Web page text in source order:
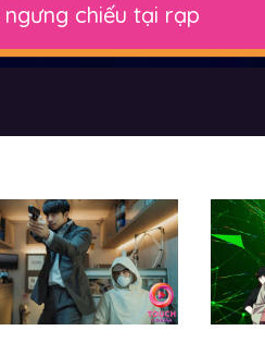
ngưng chiếu tại rạp